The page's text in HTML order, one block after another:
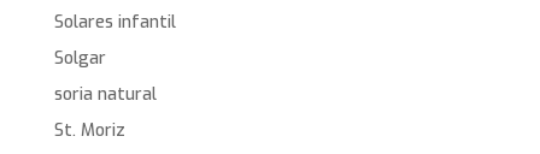
Solares infantil
Solgar
soria natural
St. Moriz